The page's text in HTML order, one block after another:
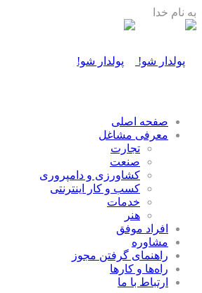
به نام خدا
صفحه اصلی
معرفی مشاغل
تجارت
صنعت
كشاورزی و دامپروری
كسب و كار اينترنتی
خدمات
هنر
افراد موفق
مشاوره
راهنمای گرفتن مجوز
راه‌ها و كارها
ارتباط با ما